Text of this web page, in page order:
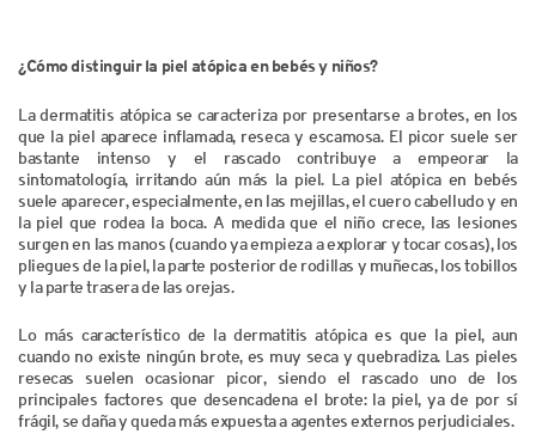
¿Cómo distinguir la piel atópica en bebés y niños?
La dermatitis atópica se caracteriza por presentarse a brotes, en los
que la piel aparece inflamada, reseca y escamosa. El picor suele ser
bastante intenso y el rascado contribuye a empeorar la
sintomatología, irritando aún más la piel. La piel atópica en bebés
suele aparecer, especialmente, en las mejillas, el cuero cabelludo y en
la piel que rodea la boca. A medida que el niño crece, las lesiones
surgen en las manos (cuando ya empieza a explorar y tocar cosas), los
pliegues de la piel, la parte posterior de rodillas y muñecas, los tobillos
y la parte trasera de las orejas.
Lo más característico de la dermatitis atópica es que la piel, aun
cuando no existe ningún brote, es muy seca y quebradiza. Las pieles
resecas suelen ocasionar picor, siendo el rascado uno de los
principales factores que desencadena el brote: la piel, ya de por sí
frágil, se daña y queda más expuesta a agentes externos perjudiciales.